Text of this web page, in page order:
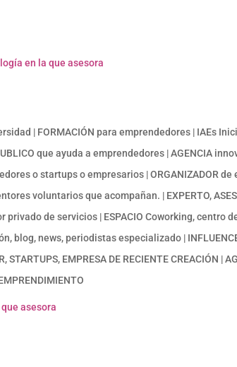
en la que asesora
| FORMACIÓN para emprendedores | IAEs
que ayuda a emprendedores | AGENCIA
o startups o empresarios | ORGANIZADOR de
voluntarios que acompañan. | EXPERTO,
privado de servicios | ESPACIO Coworking, centro
blog, news, periodistas especializado |
EMPRESA DE RECIENTE CREACIÓN |
asesora